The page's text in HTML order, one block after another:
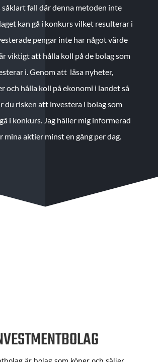
fall där denna metoden inte
kan gå i konkurs vilket resulterar i
pengar inte har något värde
viktigt att hålla koll på de bolag som
i. Genom att läsa nyheter,
och hålla koll på ekonomi i landet så
du risken att investera i bolag som
i konkurs. Jag håller mig informerad
mina aktier minst en gång per dag.